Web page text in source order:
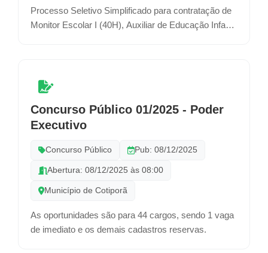
Processo Seletivo Simplificado para contratação de
Monitor Escolar I (40H), Auxiliar de Educação Infantil
Concurso Público 01/2025 - Poder
Executivo
Concurso Público Pub: 08/12/2025
Abertura: 08/12/2025 às 08:00
Município de Cotiporã
As oportunidades são para 44 cargos, sendo 1 vaga
de imediato e os demais cadastros reservas.